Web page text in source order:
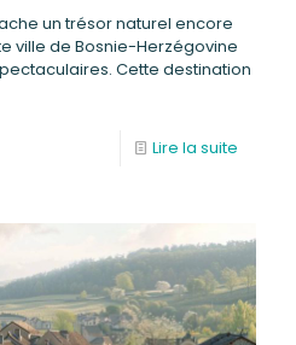
un trésor naturel encore
ville de Bosnie-Herzégovine
Cette destination
Lire la suite